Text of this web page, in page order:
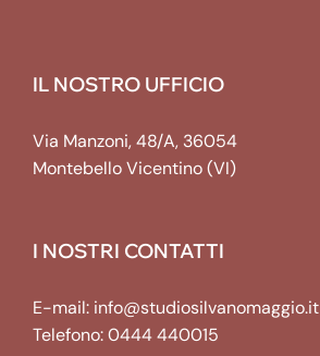
IL NOSTRO UFFICIO
Via Manzoni, 48/A, 36054
Montebello Vicentino (VI)
I NOSTRI CONTATTI
E-mail: info@studiosilvanomaggio.it
Telefono:0444 440015